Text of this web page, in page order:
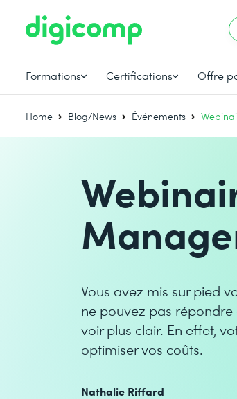
Formations Certifications Offre
Home Blog/News Événements
Vous avez mis sur pied
ne pouvez pas
voir plus clair. En effet,
optimiser vos coûts.
Nathalie Riffard